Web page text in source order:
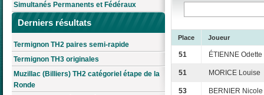
Simultanés Permanents et Fédéraux
Derniers résultats
Termignon TH2 paires semi-rapide
Termignon TH3 originales
Muzillac (Billiers) TH2 catégoriel étape de la
Ronde
Place Joueur
51 ÉTIENNE Odette
51 MORICE Louise
53 BERNIER Nicole